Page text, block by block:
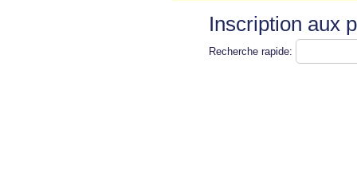
Inscription aux
Recherche rapide: